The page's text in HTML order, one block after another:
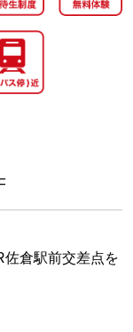
倉駅前交差点を